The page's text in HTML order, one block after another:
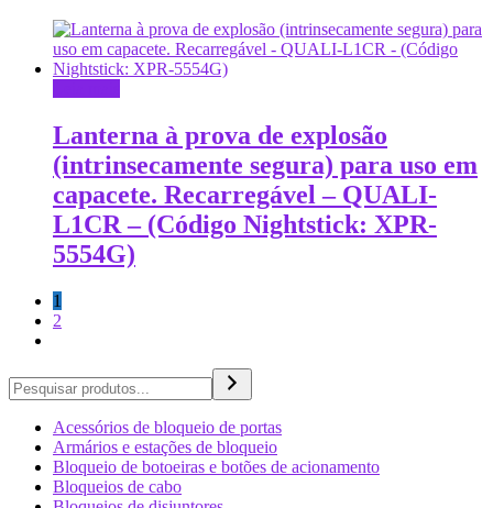
Lanterna à prova de explosão
(intrinsecamente segura) para uso em
capacete. Recarregável – QUALI-
L1CR – (Código Nightstick: XPR-
5554G)
1
2
Pesquisa
Acessórios de bloqueio de portas
Armários e estações de bloqueio
Bloqueio de botoeiras e botões de acionamento
Bloqueios de cabo